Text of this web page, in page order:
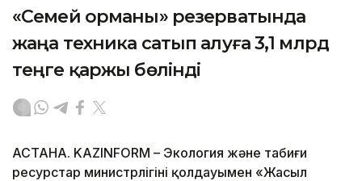
«Семей орманы» резерватында
жаңа техника сатып алуға 3,1 млрд
теңге қаржы бөлінді
АСТАНА. KAZINFORM – Экология және табиғи
ресурстар министрлігінің қолдауымен «Жасыл